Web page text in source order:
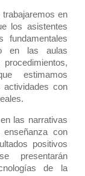
trabajaremos en
los asistentes
fundamentales
en las aulas
procedimientos,
estimamos
actividades con
las narrativas
con
positivos
presentarán
de la